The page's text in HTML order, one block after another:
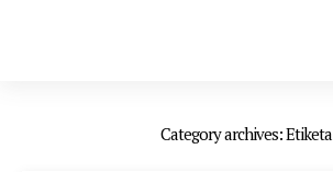
Category archives: Etiketa